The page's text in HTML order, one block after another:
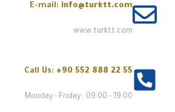
E-mail: info@turktt.com
www.turktt.com
Call Us: +90 552 888 22 55
Monday - Friday : 09:00 - 19:00